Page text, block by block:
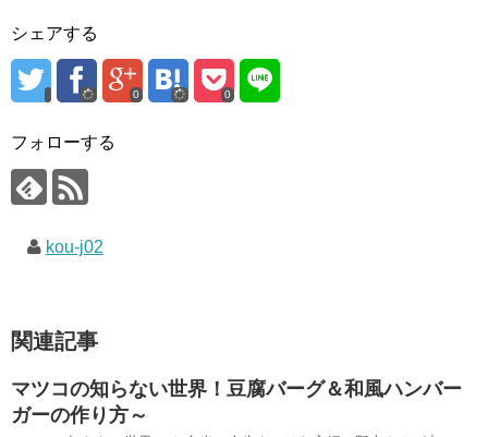
シェアする
0 0
フォローする
kou-j02
関連記事
マツコの知らない世界！豆腐バーグ＆和風ハンバー
ガーの作り方～